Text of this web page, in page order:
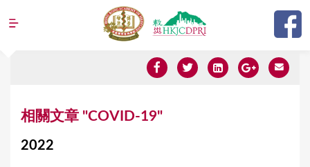
Jump to navigation
相關文章 "COVID-19"
2022